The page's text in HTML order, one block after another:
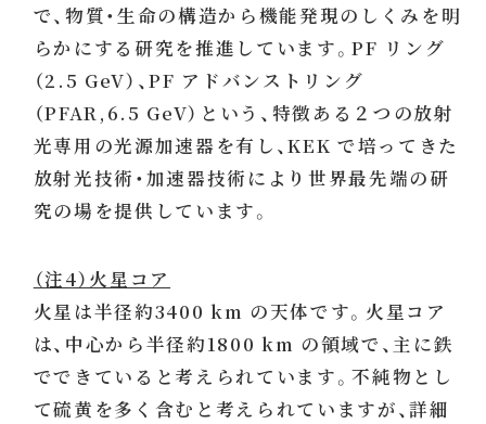
で、物質・生命の構造から機能発現のしくみを明
らかにする研究を推進しています。PF リング
（2.5 GeV）、PF アドバンストリング
（PFAR,6.5 GeV）という、特徴ある２つの放射
光専用の光源加速器を有し、KEK で培ってきた
放射光技術・加速器技術により世界最先端の研
究の場を提供しています。
（注4）火星コア
火星は半径約3400 km の天体です。火星コア
は、中心から半径約1800 km の領域で、主に鉄
でできていると考えられています。不純物とし
て硫黄を多く含むと考えられていますが、詳細